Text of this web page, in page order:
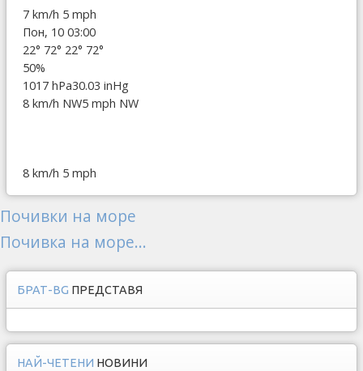
7 km/h 5 mph
Пон, 10 03:00
22° 72° 22° 72°
50%
1017 hPa30.03 inHg
8 km/h NW5 mph NW
8 km/h 5 mph
Почивки на море
Почивка на море...
БРАТ-BG ПРЕДСТАВЯ
НАЙ-ЧЕТЕНИ НОВИНИ